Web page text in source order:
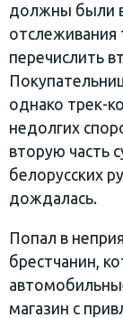
должны были
отслеживания
перечислить
однако трек-
недолгих
вторую часть
белорусских
дождалась.
Попал в
брестчанин,
магазин с